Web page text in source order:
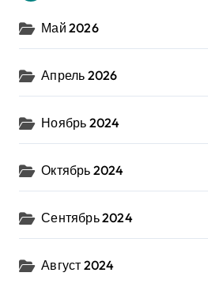
Май 2026
Апрель 2026
Ноябрь 2024
Октябрь 2024
Сентябрь 2024
Август 2024